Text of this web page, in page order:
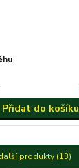
Přidat do košíku
produkty (13)